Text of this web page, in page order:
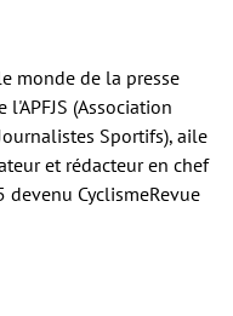
monde de la presse
(Association
Sportifs), aile
et rédacteur en chef
CyclismeRevue